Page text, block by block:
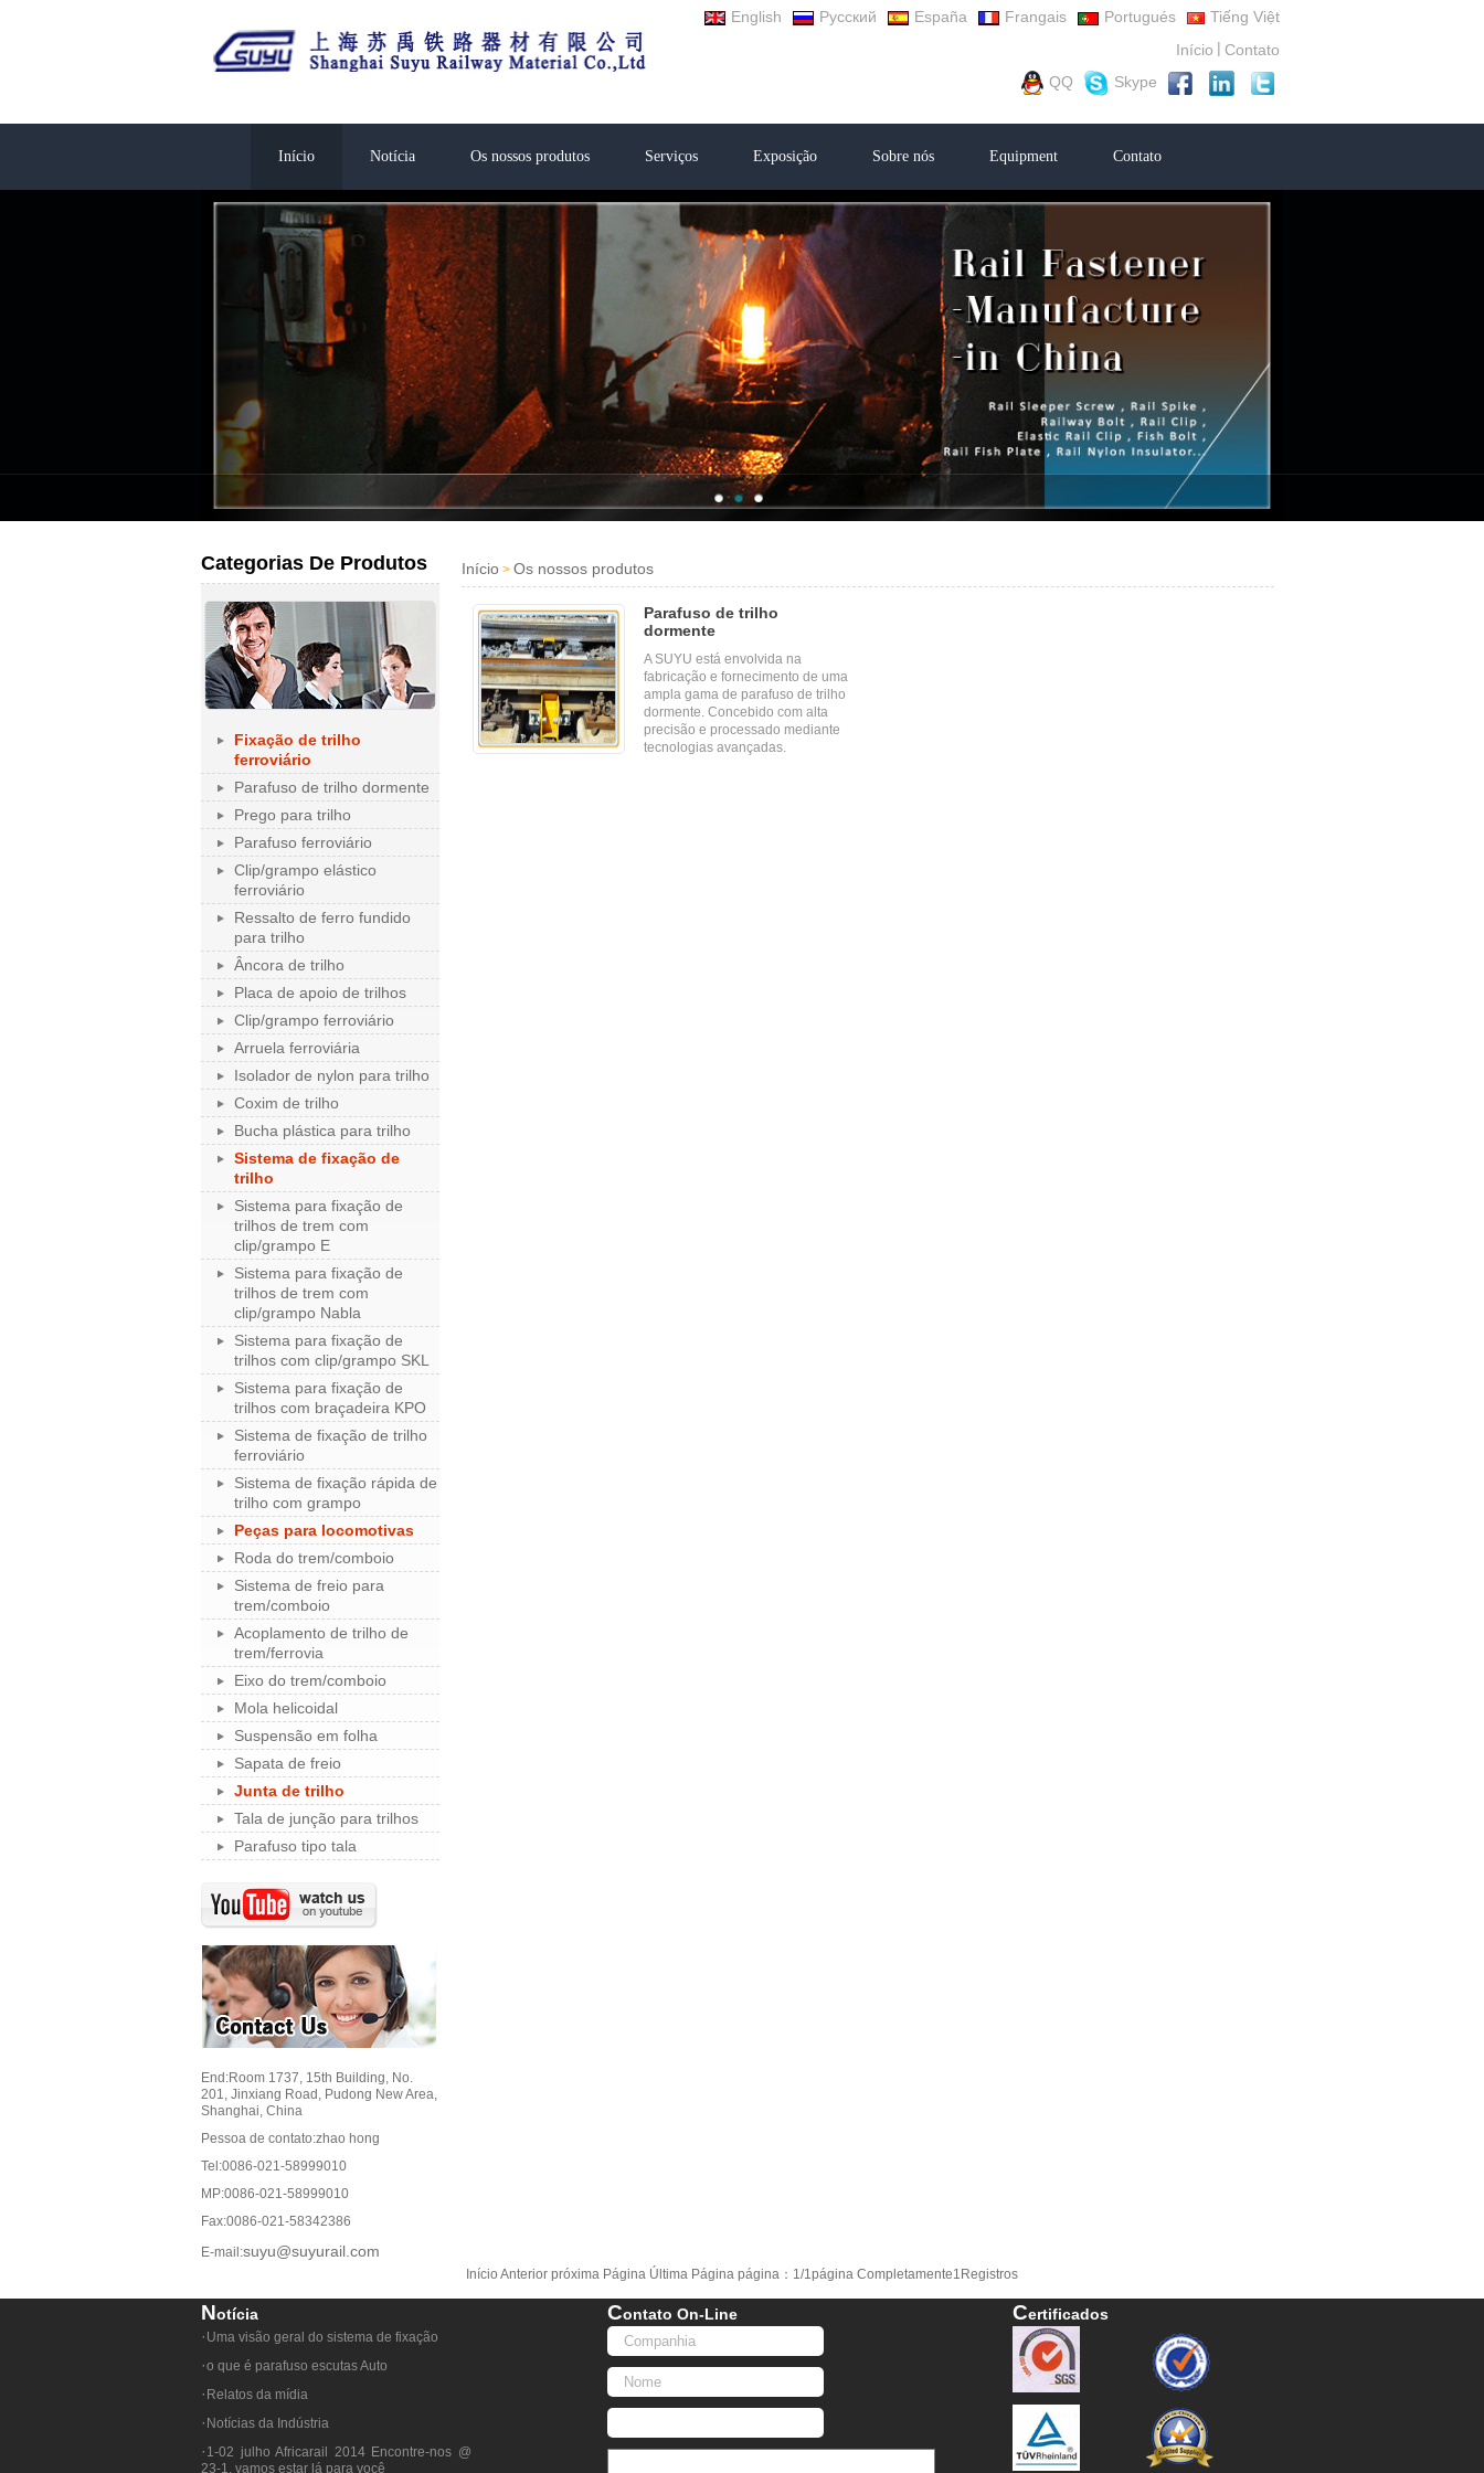
English Русский España Frangais Portugués
Tiếng Việt
Início | Contato
QQ
Skype
Início Notícia Os nossos produtos Serviços Exposição Sobre nós Equipment Contato
Categorias De Produtos
Fixação de trilho
ferroviário
Parafuso de trilho dormente
Prego para trilho
Parafuso ferroviário
Clip/grampo elástico
ferroviário
Ressalto de ferro fundido
para trilho
Âncora de trilho
Placa de apoio de trilhos
Clip/grampo ferroviário
Arruela ferroviária
Isolador de nylon para trilho
Coxim de trilho
Bucha plástica para trilho
Sistema de fixação de
trilho
Sistema para fixação de
trilhos de trem com
clip/grampo E
Sistema para fixação de
trilhos de trem com
clip/grampo Nabla
Sistema para fixação de
trilhos com clip/grampo SKL
Sistema para fixação de
trilhos com braçadeira KPO
Sistema de fixação de trilho
ferroviário
Sistema de fixação rápida de
trilho com grampo
Peças para locomotivas
Roda do trem/comboio
Sistema de freio para
trem/comboio
Acoplamento de trilho de
trem/ferrovia
Eixo do trem/comboio
Mola helicoidal
Suspensão em folha
Sapata de freio
Junta de trilho
Tala de junção para trilhos
Parafuso tipo tala
End:Room 1737, 15th Building, No.
201, Jinxiang Road, Pudong New Area,
Shanghai, China
Pessoa de contato:zhao hong
Tel:0086-021-58999010
MP:0086-021-58999010
Fax:0086-021-58342386
E-mail:suyu@suyurail.com
Início >Os nossos produtos
Parafuso de trilho
dormente
A SUYU está envolvida na
fabricação e fornecimento de uma
ampla gama de parafuso de trilho
dormente. Concebido com alta
precisão e processado mediante
tecnologias avançadas.
Início Anterior próxima Página Última Página página：1/1página Completamente1Registros
NOtícia
· Uma visão geral do sistema de fixação
·o que é parafuso escutas Auto
· Relatos da mídia
· Notícias da Indústria
· 1-02 julho Africarail 2014 Encontre-nos @
23-1. vamos estar lá para você
COntato On-Line CErtificados